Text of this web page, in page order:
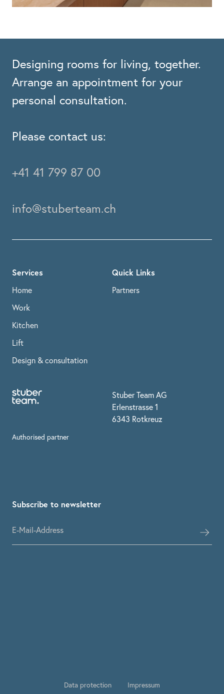
Designing rooms for living, together.
Arrange an appointment for your
personal consultation.
Please contact us:
+41 41 799 87 00
info@stuberteam.ch
Stuber Team AG
Erlenstrasse 1
6343 Rotkreuz
Authorised partner
Services
Home
Work
Kitchen
Lift
Design & consultation
Quick Links
Partners
Subscribe to newsletter
Data protection Impressum